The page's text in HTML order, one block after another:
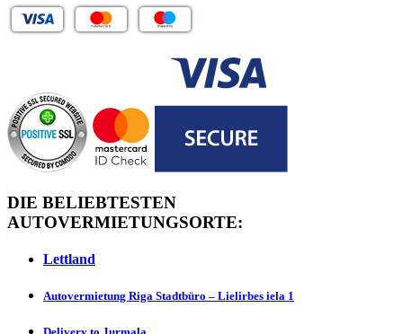
DIE BELIEBTESTEN
AUTOVERMIETUNGSORTE:
Lettland
Autovermietung Riga Stadtbüro – Lielirbes iela 1